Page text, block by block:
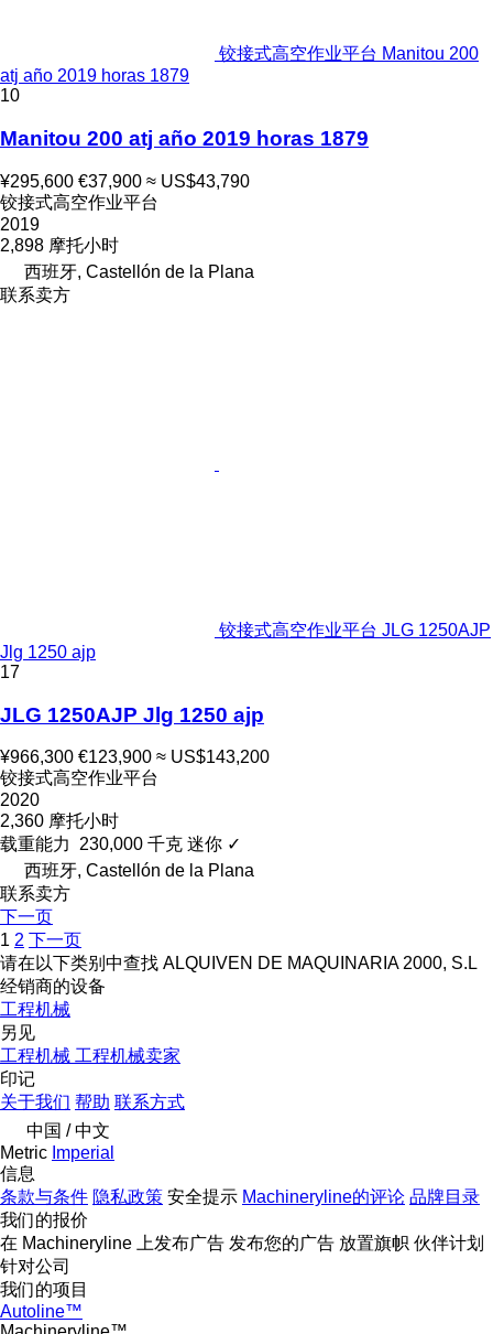
铰接式高空作业平台 Manitou 200
atj año 2019 horas 1879
10
Manitou 200 atj año 2019 horas 1879
¥295,600 €37,900 ≈ US$43,790
铰接式高空作业平台
2019
2,898 摩托小时
西班牙, Castellón de la Plana
联系卖方
铰接式高空作业平台 JLG 1250AJP
Jlg 1250 ajp
17
JLG 1250AJP Jlg 1250 ajp
¥966,300 €123,900 ≈ US$143,200
铰接式高空作业平台
2020
2,360 摩托小时
载重能力
230,000 千克 迷你 ✓
西班牙, Castellón de la Plana
联系卖方
下一页
1 2 下一页
请在以下类别中查找 ALQUIVEN DE MAQUINARIA 2000, S.L
经销商的设备
工程机械
另见
工程机械 工程机械卖家
印记
关于我们 帮助 联系方式
中国 / 中文
Metric Imperial
信息
条款与条件 隐私政策 安全提示 Machineryline的评论 品牌目录
我们的报价
在 Machineryline 上发布广告 发布您的广告 放置旗帜 伙伴计划
针对公司
我们的项目
Autoline™